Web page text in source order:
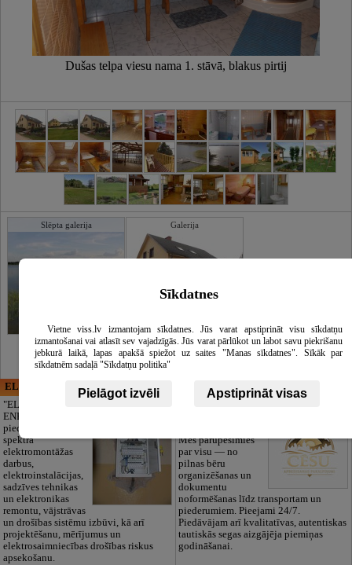
Dušas telpa viesu nama 1. stāvā, blakus pirtij
Slēpta galerija Galerija
ELECTRIC ENERGY
"ELECTRIC
ENERGY Kandava"
piedāvā pilna
spektra
elektromontāžas
darbus,
elektroinstalācijas,
sadzīves tehnikas
un elektronikas
remontu, vājstrāvas
un drošības sistēmu izbūvi, kā arī
projektēšanu, mērījumus un
elektrosaimniecības drošības riskus
apsekošanu.
CĒSU APBEDĪŠANAS
PAKALPOJUMI, SIA
Mēs parūpēsimies
par visu — no
pilnas bēru
organizēšanas un
dokumentu
noformēšanas līdz transportam un
piederumiem. Pieejami 24/7.
Piedāvājam arī kvalitatīvas, autentiskas
tautiskās segas aizgājēja piemiņas
godināšanai.
Sīkdatnes
Vietne viss.lv izmantojam sīkdatnes. Jūs varat apstiprināt visu sīkdatņu
izmantošanai vai atlasīt sev vajadzīgās. Jūs varat pārlūkot un labot savu piekrišanu
jebkurā laikā, lapas apakšā spiežot uz saites "Manas sīkdatnes". Sīkāk par
sīkdatnēm sadaļā "Sīkdatņu politika"
Pielāgot izvēli Apstiprināt visas